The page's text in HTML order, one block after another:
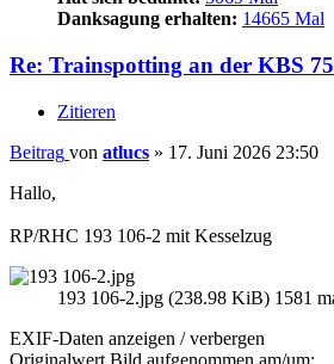
Danksagung erhalten: 14665 Mal
Re: Trainspotting an der KBS
Zitieren
Beitrag von atlucs » 17. Juni 2026 23:50
Hallo,
RP/RHC 193 106-2 mit Kesselzug
193 106-2.jpg (238.98 KiB) 1581
EXIF-Daten anzeigen / verbergen
Originalwert Bild aufgenommen am/um: